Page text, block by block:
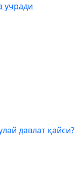
учради
давлат қайси?